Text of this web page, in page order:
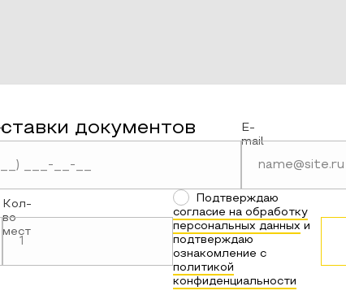
документов
E-
mail
Кол-
во
мест
Подтверждаю
согласие на обработку
персональных данных и
подтверждаю
ознакомление с
политикой
конфиденциальности